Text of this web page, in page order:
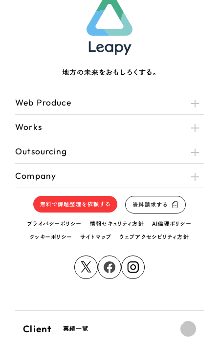
地方の未来をおもしろくする。
Web Produce
Works
Outsourcing
Company
無料で課題整理を依頼する 資料請求する
プライバシーポリシー 情報セキュリティ方針 AI倫理ポリシー
クッキーポリシー サイトマップ ウェブアクセシビリティ方針
Client 実績一覧